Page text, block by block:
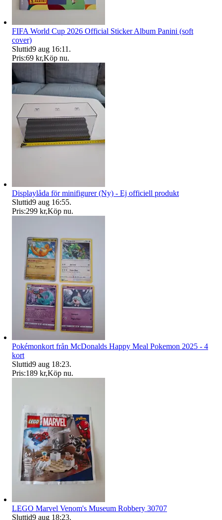
FIFA World Cup 2026 Official Sticker Album Panini (soft
cover)
Sluttid9 aug 16:11 .
Pris:69 kr,Köp nu.
Displaylåda för minifigurer (Ny) - Ej officiell produkt
Sluttid9 aug 16:55.
Pris:299 kr,Köp nu.
Pokémonkort från McDonalds Happy Meal Pokemon 2025 - 4
kort
Sluttid9 aug 18:23.
Pris:189 kr,Köp nu.
LEGO Marvel Venom's Museum Robbery 30707
Sluttid9 aug 18:23.